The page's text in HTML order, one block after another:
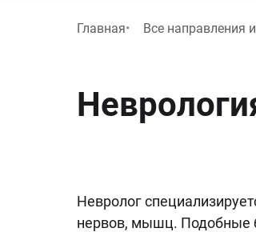
Главная Все направления
Невролог
нервов, мышц. Подобные